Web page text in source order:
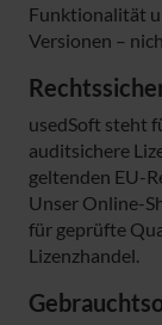
Funktionalität
Versionen –
usedSoft steht
auditsichere
geltenden EU-
Unser Online-
für geprüfte
Lizenzhandel.